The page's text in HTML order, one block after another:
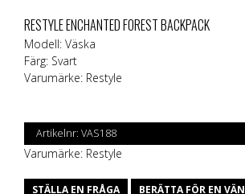
RESTYLE ENCHANTED FOREST BACKPACK
Modell: Väska
Färg: Svart
Varumärke: Restyle
Artikelnr: VAS188
Varumärke: Restyle
STÄLLA EN FRÅGA BERÄTTA FÖR EN VÄN